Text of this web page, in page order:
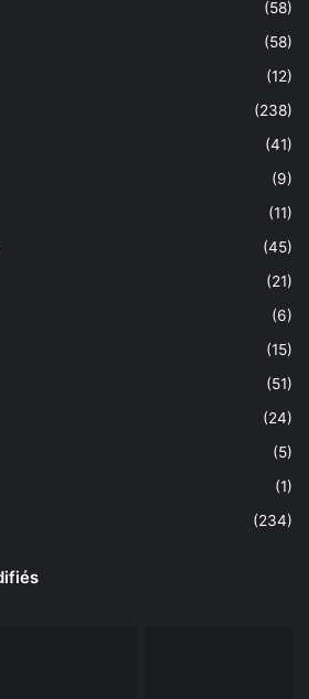
(58)
(58)
(12)
(238)
(41)
(9)
(11)
(45)
(21)
(6)
(15)
(51)
(24)
(5)
(1)
(234)